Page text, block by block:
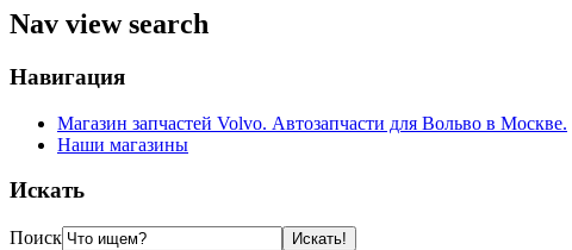
Nav view search
Навигация
Магазин запчастей Volvo. Автозапчасти для Вольво в Москве.
Наши магазины
Искать
Поиск